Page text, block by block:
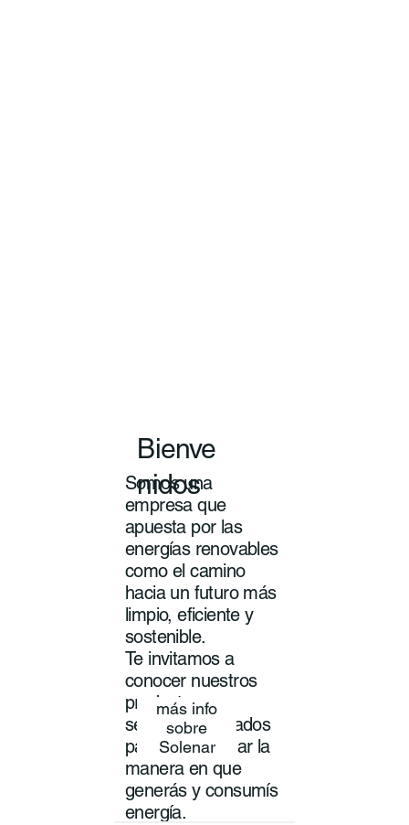
Bienve
nidos
Somos una
empresa que
apuesta por las
energías renovables
como el camino
hacia un futuro más
limpio, eficiente y
sostenible.
Te invitamos a
conocer nuestros
productos y
servicios pensados
para transformar la
manera en que
generás y consumís
energía.
más info
sobre
Solenar